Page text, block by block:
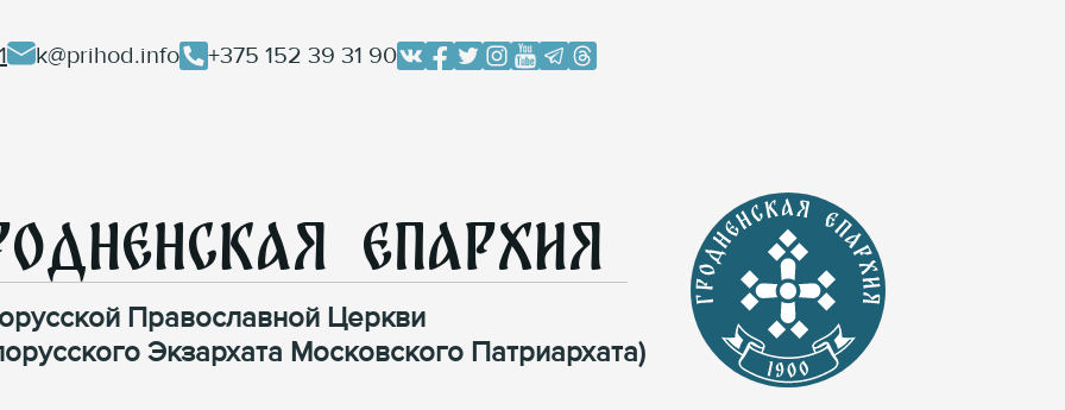
k@prihod.info +375 152 39 31 90
Епархия
Православной Церкви
Экзархата Московского Патриархата)